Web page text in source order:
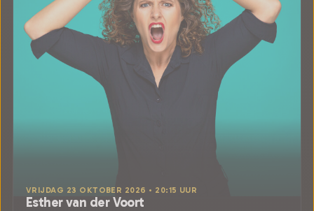
VRIJDAG 23 OKTOBER 2026 • 20:15 UUR
Esther van der Voort